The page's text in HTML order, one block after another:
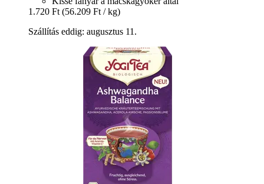
1.720 Ft (56.209 Ft / kg)
Szállítás eddig: augusztus 11.